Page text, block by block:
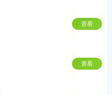
查看
查看